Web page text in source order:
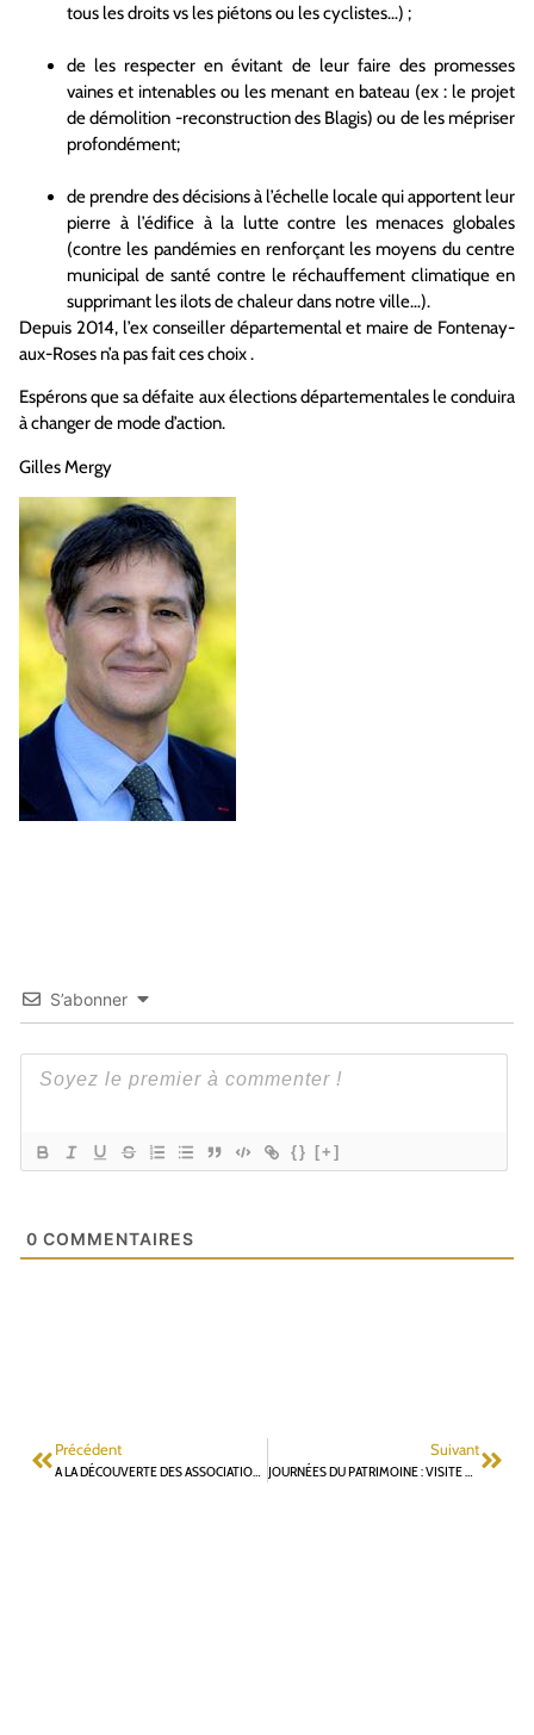
tous les droits vs les piétons ou les cyclistes…) ;
de les respecter en évitant de leur faire des promesses
vaines et intenables ou les menant en bateau (ex : le projet
de démolition -reconstruction des Blagis) ou de les mépriser
profondément;
de prendre des décisions à l’échelle locale qui apportent leur
pierre à l’édifice à la lutte contre les menaces globales
(contre les pandémies en renforçant les moyens du centre
municipal de santé contre le réchauffement climatique en
supprimant les ilots de chaleur dans notre ville…).
Depuis 2014, l’ex conseiller départemental et maire de Fontenay-
aux-Roses n’a pas fait ces choix .
Espérons que sa défaite aux élections départementales le conduira
à changer de mode d’action.
Gilles Mergy
S’abonner
{} [+]
0 COMMENTAIRES
Précédent Suivant